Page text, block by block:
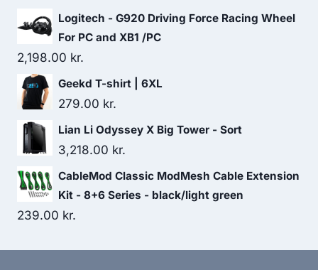
Logitech - G920 Driving Force Racing Wheel
For PC and XB1 /PC
2,198.00 kr.
Geekd T-shirt | 6XL
279.00 kr.
Lian Li Odyssey X Big Tower - Sort
3,218.00 kr.
CableMod Classic ModMesh Cable Extension
Kit - 8+6 Series - black/light green
239.00 kr.